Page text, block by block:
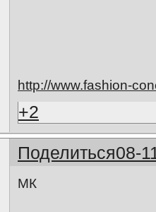
http://www.fashion-
+2
Поделиться08-
МК